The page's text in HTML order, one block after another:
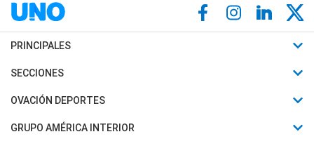
PRINCIPALES
Últimas Noticias
Política
SECCIONES
Horóscopo
Motores
OVACIÓN DEPORTES
Fútbol
GRUPO AMÉRICA INTERIOR